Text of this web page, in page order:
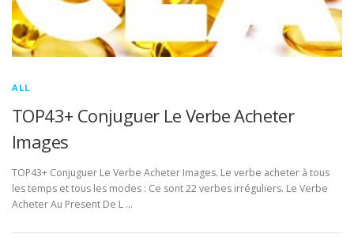
ALL
TOP43+ Conjuguer Le Verbe Acheter
Images
TOP43+ Conjuguer Le Verbe Acheter Images. Le verbe acheter à tous
les temps et tous les modes : Ce sont 22 verbes irréguliers. Le Verbe
Acheter Au Present De L …